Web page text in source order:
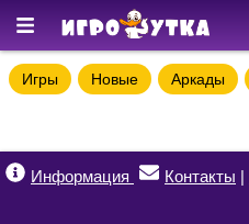
Игры Новые Аркады
Информация Контакты |